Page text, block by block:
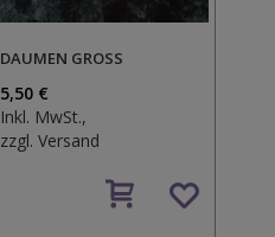
DAUMEN GROSS
5,50 €
Inkl. MwSt.,
zzgl.Versand
den